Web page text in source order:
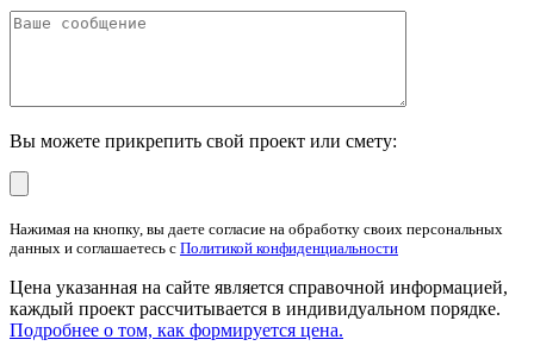
Вы можете прикрепить свой проект или смету:
Нажимая на кнопку, вы даете согласие на обработку своих персональных
данных и соглашаетесь с Политикой конфиденциальности
Цена указанная на сайте является справочной информацией,
каждый проект рассчитывается в индивидуальном порядке.
Подробнее о том, как формируется цена.